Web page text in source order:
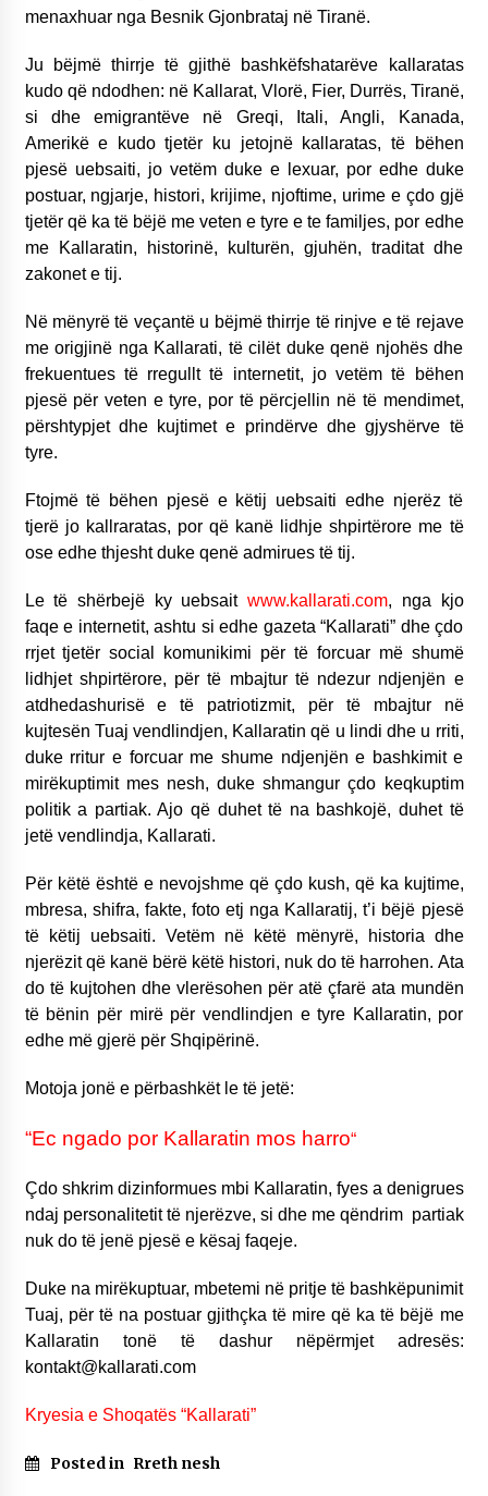
RINDËRTIMIN E VENDIT – NGA ÇIZE XHAFERAJ
22/09/2025
– ËNGJËLL HASIMAJ – “KUJTIMET E MIA PËR
KALLARATIN SI MËSUES I MATEMATIKËS, POR
EDHE SI NJË BANOR I PËRKOHSHËM I TIJ”
12/09/2025
menaxhuar nga Besnik Gjonbrataj në Tiranë.
Ju bëjmë thirrje të gjithë bashkëfshatarëve kallaratas
kudo që ndodhen: në Kallarat, Vlorë, Fier, Durrës, Tiranë,
si dhe emigrantëve në Greqi, Itali, Angli, Kanada,
Amerikë e kudo tjetër ku jetojnë kallaratas, të bëhen
pjesë uebsaiti, jo vetëm duke e lexuar, por edhe duke
postuar, ngjarje, histori, krijime, njoftime, urime e çdo gjë
tjetër që ka të bëjë me veten e tyre e te familjes, por edhe
me Kallaratin, historinë, kulturën, gjuhën, traditat dhe
zakonet e tij.
Në mënyrë të veçantë u bëjmë thirrje të rinjve e të rejave
me origjinë nga Kallarati, të cilët duke qenë njohës dhe
frekuentues të rregullt të internetit, jo vetëm të bëhen
pjesë për veten e tyre, por të përcjellin në të mendimet,
përshtypjet dhe kujtimet e prindërve dhe gjyshërve të
tyre.
Ftojmë të bëhen pjesë e këtij uebsaiti edhe njerëz të
tjerë jo kallraratas, por që kanë lidhje shpirtërore me të
ose edhe thjesht duke qenë admirues të tij.
Le të shërbejë ky uebsaitwww.kallarati.com, nga kjo
faqe e internetit, ashtu si edhe gazeta “Kallarati” dhe çdo
rrjet tjetër social komunikimi për të forcuar më shumë
lidhjet shpirtërore, për të mbajtur të ndezur ndjenjën e
atdhedashurisë e të patriotizmit, për të mbajtur në
kujtesën Tuaj vendlindjen, Kallaratin që u lindi dhe u rriti,
duke rritur e forcuar me shume ndjenjën e bashkimit e
mirëkuptimit mes nesh, duke shmangur çdo keqkuptim
politik a partiak. Ajo që duhet të na bashkojë, duhet të
jetë vendlindja, Kallarati.
Për këtë është e nevojshme që çdo kush, që ka kujtime,
mbresa, shifra, fakte, foto etj nga Kallaratij, t’i bëjë pjesë
të këtij uebsaiti. Vetëm në këtë mënyrë, historia dhe
njerëzit që kanë bërë këtë histori, nuk do të harrohen. Ata
do të kujtohen dhe vlerësohen për atë çfarë ata mundën
të bënin për mirë për vendlindjen e tyre Kallaratin, por
edhe më gjerë për Shqipërinë.
Motoja jonë e përbashkët le të jetë:
“Ec ngado por Kallaratin mos harro“
Çdo shkrim dizinformues mbi Kallaratin, fyes a denigrues
ndaj personalitetit të njerëzve, si dhe me qëndrim partiak
nuk do të jenë pjesë e kësaj faqeje.
Duke na mirëkuptuar, mbetemi në pritje të bashkëpunimit
Tuaj, për të na postuar gjithçka të mire që ka të bëjë me
Kallaratin tonë të dashur nëpërmjet adresës:
kontakt@kallarati.com
Kryesia e Shoqatës “Kallarati”
Posted in Rreth nesh